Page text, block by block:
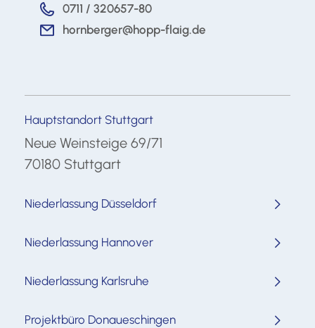
0711 / 320657-80
hornberger@hopp-flaig.de
Hauptstandort Stuttgart
Neue Weinsteige 69/71
70180 Stuttgart
Niederlassung Düsseldorf
Niederlassung Hannover
Niederlassung Karlsruhe
Projektbüro Donaueschingen